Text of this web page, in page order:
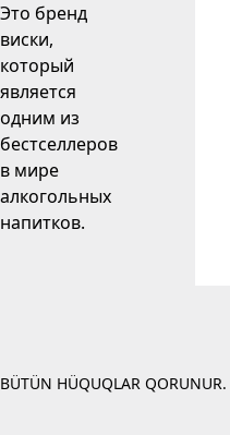
Это бренд
виски,
который
является
одним из
бестселлеров
в мире
алкогольных
напитков.
BÜTÜN HÜQUQLAR QORUNUR.